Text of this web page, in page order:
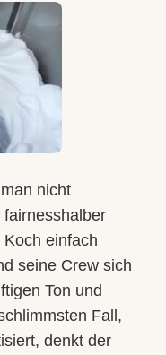
nicht
einfach
seine Crew sich
Ton und
Fall,
denkt der